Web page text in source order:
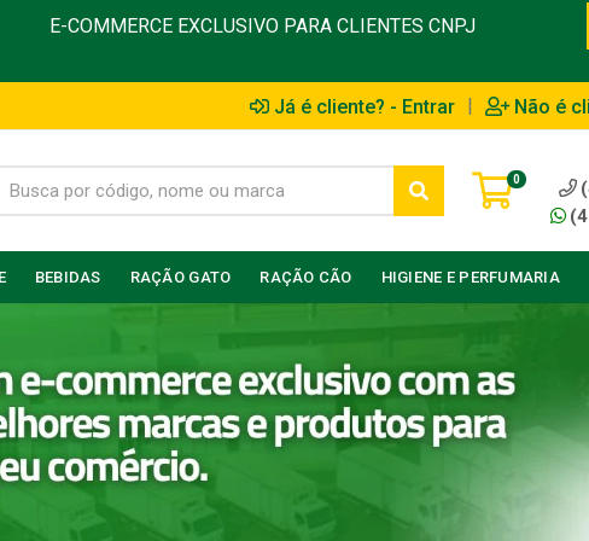
E-COMMERCE EXCLUSIVO PARA CLIENTES CNPJ
Já é cliente? - Entrar | Não é
0
BEBIDAS RAÇÃO GATO RAÇÃO CÃO HIGIENE E PERFUMARIA